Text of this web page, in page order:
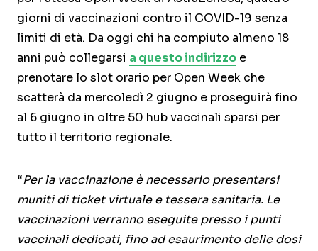
giorni di vaccinazioni contro il COVID-19 senza
limiti di età. Da oggi chi ha compiuto almeno 18
anni può collegarsi a questo indirizzo e
prenotare lo slot orario per Open Week che
scatterà da mercoledì 2 giugno e proseguirà fino
al 6 giugno in oltre 50 hub vaccinali sparsi per
tutto il territorio regionale.
“Per la vaccinazione è necessario presentarsi
muniti di ticket virtuale e tessera sanitaria. Le
vaccinazioni verranno eseguite presso i punti
vaccinali dedicati, fino ad esaurimento delle dosi